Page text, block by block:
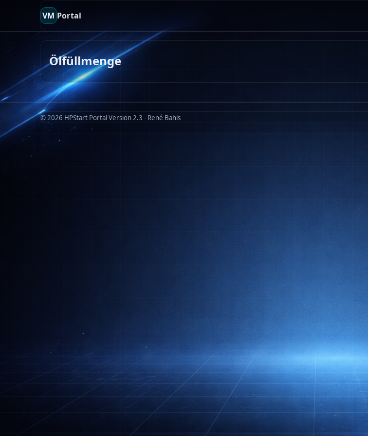
VM Portal
Ölfüllmenge
© 2026 HPStart Portal Version 2.3 - René Bahls